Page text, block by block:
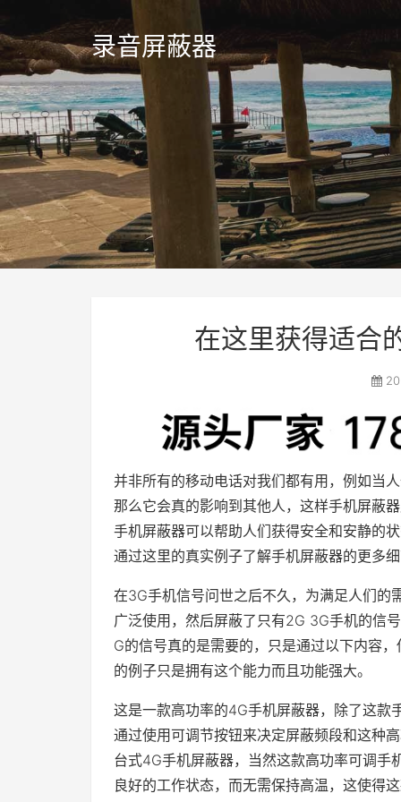
录音屏蔽器
在这里获得适合
并非所有的移动电话对我们都有用，例如当
那么它会真的影响到其他人，这样手机屏蔽
手机屏蔽器可以帮助人们获得安全和安静的
通过这里的真实例子了解手机屏蔽器的更多
在3G手机信号问世之后不久，为满足人们的
广泛使用，然后屏蔽了只有2G 3G手机的信
G的信号真的是需要的，只是通过以下内容
的例子只是拥有这个能力而且功能强大。
这是一款高功率的4G手机屏蔽器，除了这款
通过使用可调节按钮来决定屏蔽频段和这种
台式4G手机屏蔽器，当然这款高功率可调手
良好的工作状态，而无需保持高温，这使得